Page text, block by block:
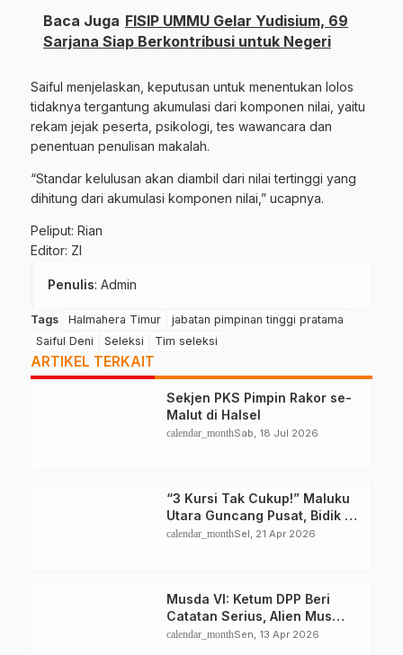
Baca Juga FISIP UMMU Gelar Yudisium, 69
Sarjana Siap Berkontribusi untuk Negeri
Saiful menjelaskan, keputusan untuk menentukan lolos
tidaknya tergantung akumulasi dari komponen nilai, yaitu
rekam jejak peserta, psikologi, tes wawancara dan
penentuan penulisan makalah.
“Standar kelulusan akan diambil dari nilai tertinggi yang
dihitung dari akumulasi komponen nilai,” ucapnya.
Peliput: Rian
Editor: ZI
Penulis: Admin
Tags Halmahera Timur
jabatan pimpinan tinggi pratama
Saiful Deni
Seleksi Tim seleksi
ARTIKEL TERKAIT
Sekjen PKS Pimpin Rakor se-
Malut di Halsel
calendar_monthSab, 18 Jul 2026
“3 Kursi Tak Cukup!” Maluku
Utara Guncang Pusat, Bidik 6
Kursi DPR RI
calendar_monthSel, 21 Apr 2026
Musda VI: Ketum DPP Beri
Catatan Serius, Alien Mus
Mampu Atau Tidak?
calendar_monthSen, 13 Apr 2026